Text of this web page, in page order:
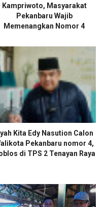
Kampriwoto, Masyarakat
Pekanbaru Wajib
Memenangkan Nomor 4
Kita Edy Nasution Calon
Pekanbaru nomor 4,
di TPS 2 Tenayan Raya